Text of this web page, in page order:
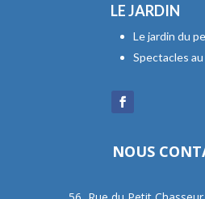
LE JARDIN
Le jardin du
Spectacles
NOUS